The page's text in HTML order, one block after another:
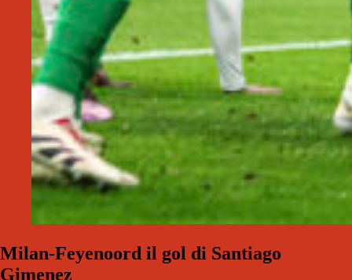
Milan-Feyenoord il gol di Santiago
Gimenez